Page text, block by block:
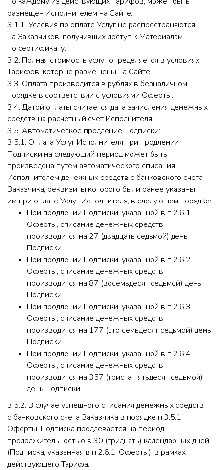
размещен Исполнителем на Сайте.
3.1.1. Условия по оплате Услуг не распространяются
на Заказчиков, получивших доступ к Материалам
по сертификату.
3.2. Полная стоимость услуг определяется в условиях
Тарифов, которые размещены на Сайте.
3.3. Оплата производится в рублях в безналичном
порядке в соответствии с условиями Оферты.
3.4. Датой оплаты считается дата зачисления денежных
средств на расчетный счет Исполнителя.
3.5. Автоматическое продление Подписки:
3.5.1. Оплата Услуг Исполнителя при продлении
Подписки на следующий период может быть
произведена путем автоматического списания
Исполнителем денежных средств с банковского счета
Заказчика, реквизиты которого были ранее указаны
им при оплате Услуг Исполнителя, в следующем порядке:
При продлении Подписки, указанной в п.2.6.1.
Оферты, списание денежных средств
производится на 27 (двадцать седьмой) день
Подписки.
При продлении Подписки, указанной в п.2.6.2.
Оферты, списание денежных средств
производится на 87 (восемьдесят седьмой) день
Подписки.
При продлении Подписки, указанной в п.2.6.3.
Оферты, списание денежных средств
производится на 177 (сто семьдесят седьмой) день
Подписки.
При продлении Подписки, указанной в п.2.6.4.
Оферты, списание денежных средств
производится на 357 (триста пятьдесят седьмой)
день Подписки.
3.5.2. В случае успешного списания денежных средств
с банковского счета Заказчика в порядке п.3.5.1.
Оферты, Подписка продлевается на период
продолжительностью в 30 (тридцать) календарных дней
(Подписка, указанная в п.2.6.1. Оферты), в рамках
действующего Тарифа.